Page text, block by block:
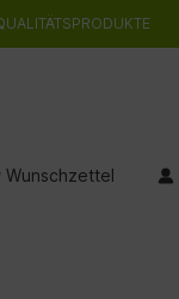
Wunschzettel